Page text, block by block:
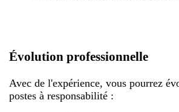
Évolution professionnelle
Avec de l'expérience, vous pourrez
postes à responsabilité :